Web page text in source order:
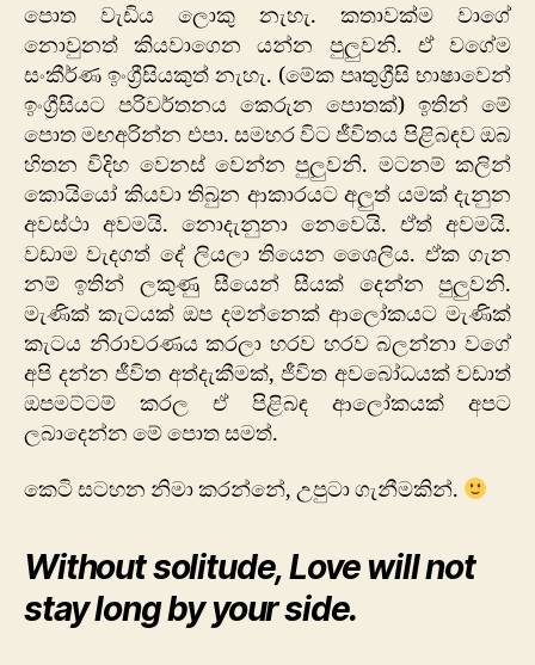
පොත වැඩිය ලොකු නැහැ. කතාවක්ම වාගේ
නොවුනත් කියවාගෙන යන්න පුලුවනි. ඒ වගේම
සංකීර්ණ ඉංග්‍රීසියකුත් නැහැ. (මේක පෘතුග්‍රීසි භාෂාවෙන්
ඉංග්‍රීසියට පරිවර්තනය කෙරුන පොතක්) ඉතින් මේ
පොත මඟඅරින්න එපා. සමහර විට ජීවිතය පිළිබඳව ඔබ
හිතන විදිහ වෙනස් වෙන්න පුලුවනි. මටනම් කලින්
කොයියෝ කියවා තිබුන ආකාරයට අලුත් යමක් දැනුන
අවස්ථා අවමයි. නොදැනුනා නෙවෙයි. ඒත් අවමයි.
වඩාම වැදගත් දේ ලියලා තියෙන ශෛලිය. ඒක ගැන
නම් ඉතින් ලකුණු සීයෙන් සීයක් දෙන්න පුලුවනි.
මැණික් කැටයක් ඔප දමන්නෙක් ආලෝකයට මැණික්
කැටය නිරාවරණය කරලා හරව හරව බලන්නා වගේ
අපි දන්න ජීවිත අත්දැකීමක්, ජීවිත අවබෝධයක් වඩාත්
ඔපමට්ටම් කරල ඒ පිළිබඳ ආලෝකයක් අපට
ලබාදෙන්න මේ පොත සමත්.
කෙටි සටහන නිමා කරන්නේ, උපුටා ගැනීමකින්.
Without solitude, Love will not
stay long by your side.